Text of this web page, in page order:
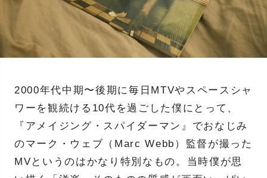
2000年代中期〜後期に毎日MTVやスペースシャ
ワーを観続ける10代を過ごした僕にとって、
『アメイジング・スパイダーマン』でおなじみ
のマーク・ウェブ（Marc Webb）監督が撮った
MVというのはかなり特別なもの。当時僕が思